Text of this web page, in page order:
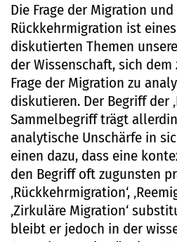
Die Frage der Migration
Rückkehrmigration ist
diskutierten Themen
der Wissenschaft, sich
Frage der Migration zu
diskutieren. Der Begriff der
Sammelbegriff trägt
analytische Unschärfe in
einen dazu, dass eine
den Begriff oft zugunsten
‚Rückkehrmigration‘,
‚Zirkuläre Migration‘
bleibt er jedoch in der